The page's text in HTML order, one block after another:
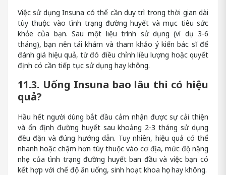
Việc sử dụng Insuna có thể cần duy trì trong thời gian dài
tùy thuộc vào tình trạng đường huyết và mục tiêu sức
khỏe của bạn. Sau một liệu trình sử dụng (ví dụ 3-6
tháng), bạn nên tái khám và tham khảo ý kiến bác sĩ để
đánh giá hiệu quả, từ đó điều chỉnh liều lượng hoặc quyết
định có cần tiếp tục sử dụng hay không.
11.3. Uống Insuna bao lâu thì có hiệu
quả?
Hầu hết người dùng bắt đầu cảm nhận được sự cải thiện
và ổn định đường huyết sau khoảng 2-3 tháng sử dụng
đều đặn và đúng hướng dẫn. Tuy nhiên, hiệu quả có thể
nhanh hoặc chậm hơn tùy thuộc vào cơ địa, mức độ nặng
nhẹ của tình trạng đường huyết ban đầu và việc bạn có
kết hợp với chế độ ăn uống, sinh hoạt khoa học hay không.